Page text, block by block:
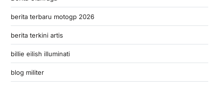
berita terbaru motogp 2026
berita terkini artis
billie eilish illuminati
blog militer